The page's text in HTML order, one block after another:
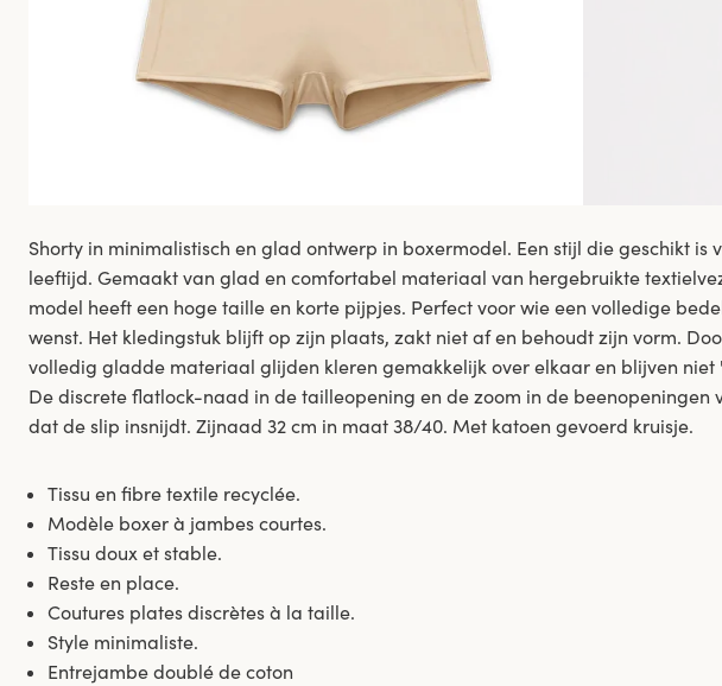
Shorty in minimalistisch en glad ontwerp in boxermodel. Een stijl die geschikt is
leeftijd. Gemaakt van glad en comfortabel materiaal van hergebruikte
model heeft een hoge taille en korte pijpjes. Perfect voor wie een volledige
wenst. Het kledingstuk blijft op zijn plaats, zakt niet af en behoudt zijn vorm.
volledig gladde materiaal glijden kleren gemakkelijk over elkaar en blijven niet
De discrete flatlock-naad in de tailleopening en de zoom in de beenopeningen
dat de slip insnijdt. Zijnaad 32 cm in maat 38/40. Met katoen gevoerd kruisje.
Tissu en fibre textile recyclée.
Modèle boxer à jambes courtes.
Tissu doux et stable.
Reste en place.
Coutures plates discrètes à la taille.
Style minimaliste.
Entrejambe doublé de coton